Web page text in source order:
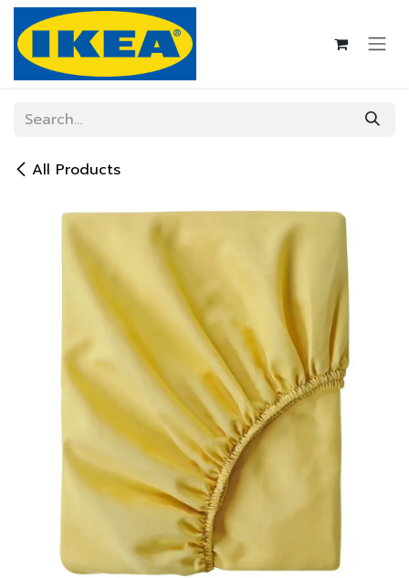
Skip to Content
All Products